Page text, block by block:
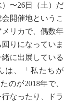
〜26日（土）だ
開催地というこ
リカで、偶数年
りになっていま
に出展している
は、「私たちが
のが2018年で、
なったり、ドラ